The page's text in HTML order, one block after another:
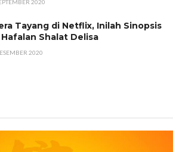
2020
Tayang di Netflix, Inilah Sinopsis
Hafalan Shalat Delisa
2020